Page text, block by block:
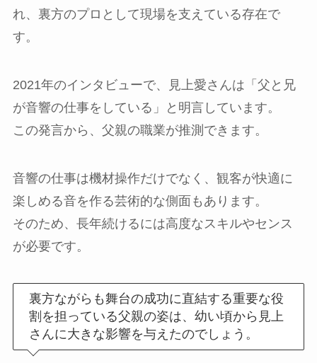
れ、裏方のプロとして現場を支えている存在で
す。
2021年のインタビューで、見上愛さんは「父と兄
が音響の仕事をしている」と明言しています。
この発言から、父親の職業が推測できます。
音響の仕事は機材操作だけでなく、観客が快適に
楽しめる音を作る芸術的な側面もあります。
そのため、長年続けるには高度なスキルやセンス
が必要です。
裏方ながらも舞台の成功に直結する重要な役
割を担っている父親の姿は、幼い頃から見上
さんに大きな影響を与えたのでしょう。